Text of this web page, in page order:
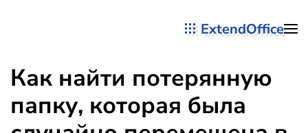
ExtendOffice
Как найти потерянную
папку, которая была